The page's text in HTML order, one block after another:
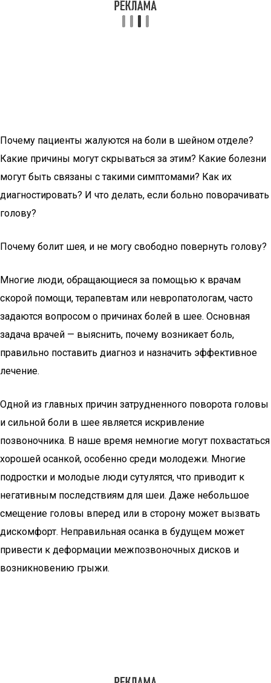
Почему пациенты жалуются на боли в шейном отделе?
Какие причины могут скрываться за этим? Какие болезни
могут быть связаны с такими симптомами? Как их
диагностировать? И что делать, если больно поворачивать
голову?
Почему болит шея, и не могу свободно повернуть голову?
Многие люди, обращающиеся за помощью к врачам
скорой помощи, терапевтам или невропатологам, часто
задаются вопросом о причинах болей в шее. Основная
задача врачей — выяснить, почему возникает боль,
правильно поставить диагноз и назначить эффективное
лечение.
Одной из главных причин затрудненного поворота головы
и сильной боли в шее является искривление
позвоночника. В наше время немногие могут похвастаться
хорошей осанкой, особенно среди молодежи. Многие
подростки и молодые люди сутулятся, что приводит к
негативным последствиям для шеи. Даже небольшое
смещение головы вперед или в сторону может вызвать
дискомфорт. Неправильная осанка в будущем может
привести к деформации межпозвоночных дисков и
возникновению грыжи.